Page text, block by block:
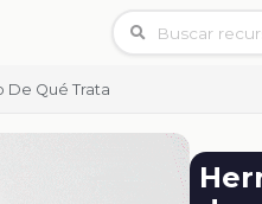
De Qué Trata